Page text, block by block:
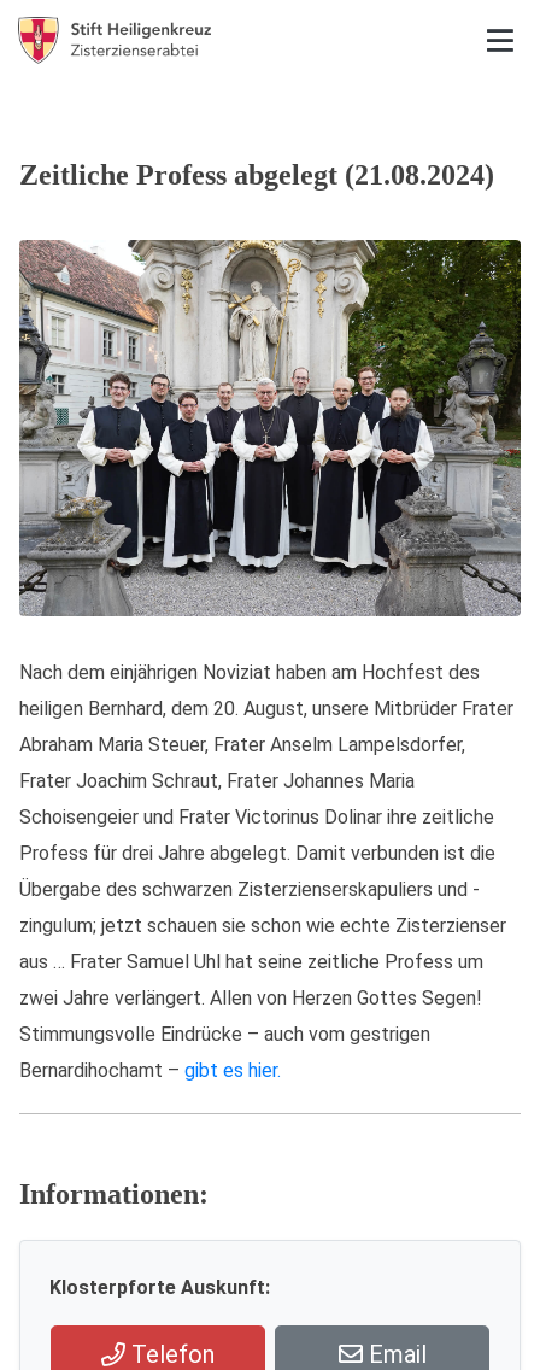
Zeitliche Profess abgelegt (21.08.2024)
Nach dem einjährigen Noviziat haben am Hochfest des
heiligen Bernhard, dem 20. August, unsere Mitbrüder Frater
Abraham Maria Steuer, Frater Anselm Lampelsdorfer,
Frater Joachim Schraut, Frater Johannes Maria
Schoisengeier und Frater Victorinus Dolinar ihre zeitliche
Profess für drei Jahre abgelegt. Damit verbunden ist die
Übergabe des schwarzen Zisterzienserskapuliers und -
zingulum; jetzt schauen sie schon wie echte Zisterzienser
aus … Frater Samuel Uhl hat seine zeitliche Profess um
zwei Jahre verlängert. Allen von Herzen Gottes Segen!
Stimmungsvolle Eindrücke – auch vom gestrigen
Bernardihochamt – gibt es hier.
Informationen:
Klosterpforte Auskunft:
Telefon Email